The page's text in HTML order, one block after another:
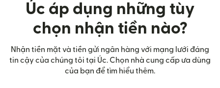
Úc áp dụng những tùy
chọn nhận tiền nào?
Nhận tiền mặt và tiền gửi ngân hàng với mạng lưới đáng
tin cậy của chúng tôi tại Úc. Chọn nhà cung cấp ưa dùng
của bạn để tìm hiểu thêm.